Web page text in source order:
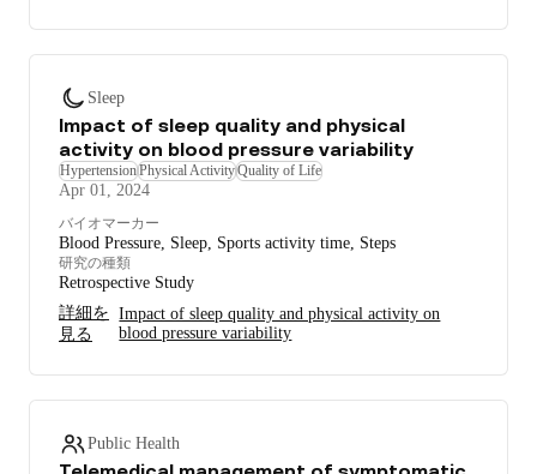
Sleep
Impact of sleep quality and physical
activity on blood pressure variability
HypertensionPhysical ActivityQuality of Life
Apr 01, 2024
バイオマーカー
Blood Pressure, Sleep, Sports activity time, Steps
研究の種類
Retrospective Study
詳細を
見る
Impact of sleep quality and physical activity on
blood pressure variability
Public Health